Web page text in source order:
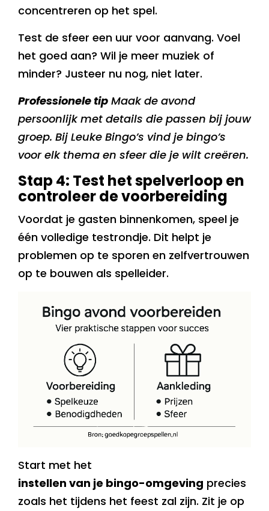
concentreren op het spel.
Test de sfeer een uur voor aanvang. Voel
het goed aan? Wil je meer muziek of
minder? Justeer nu nog, niet later.
Professionele tip Maak de avond
persoonlijk met details die passen bij jouw
groep. Bij Leuke Bingo’s vind je bingo’s
voor elk thema en sfeer die je wilt creëren.
Stap 4: Test het spelverloop en
controleer de voorbereiding
Voordat je gasten binnenkomen, speel je
één volledige testrondje. Dit helpt je
problemen op te sporen en zelfvertrouwen
op te bouwen als spelleider.
Start met het
instellen van je bingo-omgeving precies
zoals het tijdens het feest zal zijn. Zit je op